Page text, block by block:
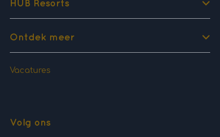
HUB Resorts
Ontdek meer
Vacatures
Volg ons